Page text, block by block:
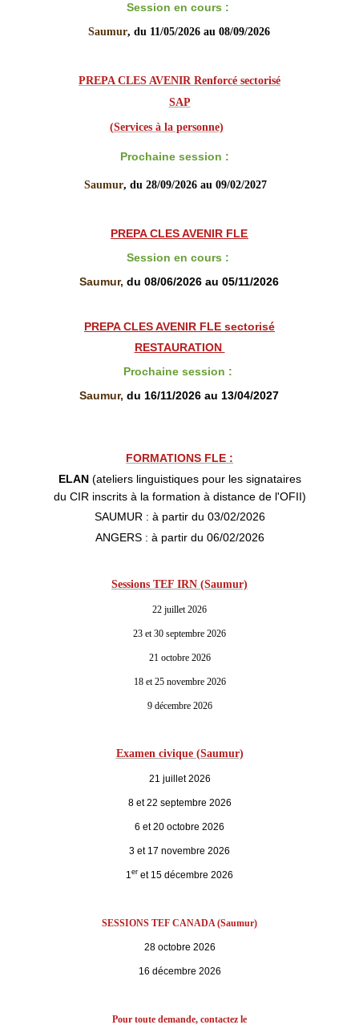
Session en cours :
Saumur, du 11/05/2026 au 08/09/2026
PREPA CLES AVENIR Renforcé sectorisé
SAP
(Services à la personne)
Prochaine session :
Saumur, du 28/09/2026 au 09/02/2027
PREPA CLES AVENIR FLE
Session en cours :
Saumur, du 08/06/2026 au 05/11/2026
PREPA CLES AVENIR FLE sectorisé
RESTAURATION
Prochaine session :
Saumur, du 16/11/2026 au 13/04/2027
FORMATIONS FLE :
ELAN(ateliers linguistiques pour les signataires
du CIR inscrits à la formation à distance de l'OFII)
SAUMUR : à partir du 03/02/2026
ANGERS : à partir du 06/02/2026
Sessions TEF IRN (Saumur)
22 juillet 2026
23 et 30 septembre 2026
21 octobre 2026
18 et 25 novembre 2026
9 décembre 2026
Examen civique (Saumur)
21 juillet 2026
8 et 22 septembre 2026
6 et 20 octobre 2026
3 et 17 novembre 2026
1 er et 15 décembre 2026
SESSIONS TEF CANADA (Saumur)
28 octobre 2026
16 décembre 2026
Pour toute demande, contactez le